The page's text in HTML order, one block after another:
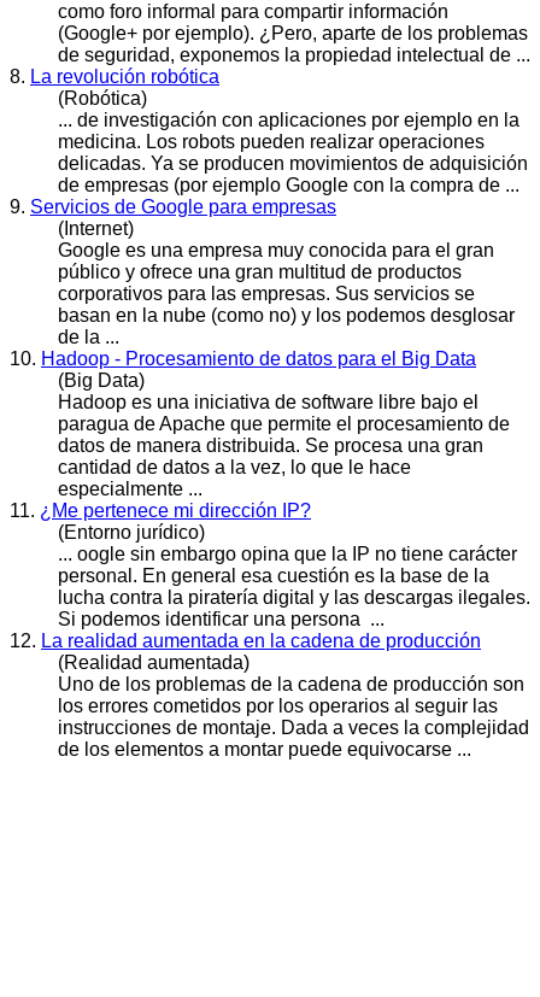
como foro informal para compartir información
(Google+ por ejemplo). ¿Pero, aparte de los problemas
de seguridad, exponemos la propiedad intelectual de ...
8. La revolución robótica
(Robótica)
... de investigación con aplicaciones por ejemplo en la
medicina. Los robots pueden realizar operaciones
delicadas. Ya se producen movimientos de adquisición
de empresas (por ejemplo Google con la compra de ...
9. Servicios de Google para empresas
(Internet)
Google es una empresa muy conocida para el gran
público y ofrece una gran multitud de productos
corporativos para las empresas. Sus servicios se
basan en la nube (como no) y los podemos desglosar
de la ...
10. Hadoop - Procesamiento de datos para el Big Data
(Big Data)
Hadoop es una iniciativa de software libre bajo el
paragua de Apache que permite el procesamiento de
datos de manera distribuida. Se procesa una gran
cantidad de datos a la vez, lo que le hace
especialmente ...
11. ¿Me pertenece mi dirección IP?
(Entorno jurídico)
... oogle sin embargo opina que la IP no tiene carácter
personal. En general esa cuestión es la base de la
lucha contra la piratería digital y las descargas ilegales.
Si podemos identificar una persona ...
12. La realidad aumentada en la cadena de producción
(Realidad aumentada)
Uno de los problemas de la cadena de producción son
los errores cometidos por los operarios al seguir las
instrucciones de montaje. Dada a veces la complejidad
de los elementos a montar puede equivocarse ...